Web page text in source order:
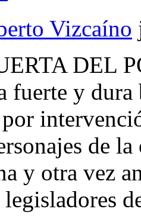
Vizcaíno
DEL
fuerte y
de
y otra vez
legisladores